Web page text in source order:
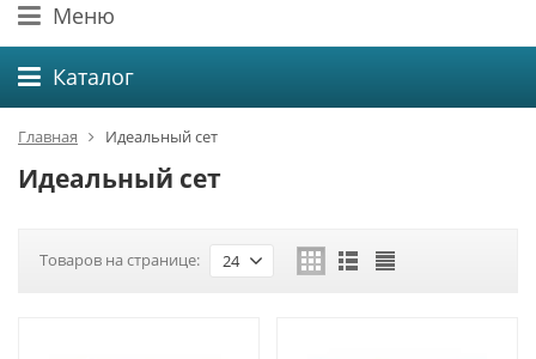
Меню
Каталог
Главная Идеальный сет
Идеальный сет
Товаров на странице: 24